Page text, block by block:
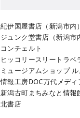
紀伊国屋書店（新潟市内）
ジュンク堂書店（新潟市
コンチェルト
ヒッコリースリートラベ
ミュージアムショップ
情報工房DOC万代メデ
新潟古町まちみなと情報
北書店